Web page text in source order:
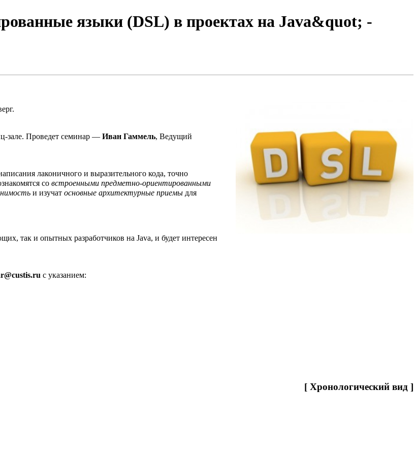
языки (DSL) в проектах на Java&quot; -
зале. Проведет семинар — Иван Гаммель, Ведущий
лаконичного и выразительного кода, точно
со встроенными предметно-ориентированными
и изучат основные архитектурные приемы для
так и опытных разработчиков на Java, и будет интересен
с указанием:
[ Хронологический вид ]